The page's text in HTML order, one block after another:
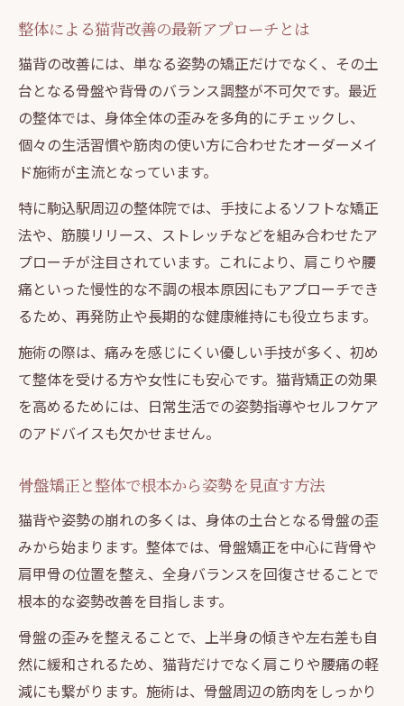
整体による猫背改善の最新アプローチとは
猫背の改善には、単なる姿勢の矯正だけでなく、その土
台となる骨盤や背骨のバランス調整が不可欠です。最近
の整体では、身体全体の歪みを多角的にチェックし、
個々の生活習慣や筋肉の使い方に合わせたオーダーメイ
ド施術が主流となっています。
特に駒込駅周辺の整体院では、手技によるソフトな矯正
法や、筋膜リリース、ストレッチなどを組み合わせたア
プローチが注目されています。これにより、肩こりや腰
痛といった慢性的な不調の根本原因にもアプローチでき
るため、再発防止や長期的な健康維持にも役立ちます。
施術の際は、痛みを感じにくい優しい手技が多く、初め
て整体を受ける方や女性にも安心です。猫背矯正の効果
を高めるためには、日常生活での姿勢指導やセルフケア
のアドバイスも欠かせません。
骨盤矯正と整体で根本から姿勢を見直す方法
猫背や姿勢の崩れの多くは、身体の土台となる骨盤の歪
みから始まります。整体では、骨盤矯正を中心に背骨や
肩甲骨の位置を整え、全身バランスを回復させることで
根本的な姿勢改善を目指します。
骨盤の歪みを整えることで、上半身の傾きや左右差も自
然に緩和されるため、猫背だけでなく肩こりや腰痛の軽
減にも繋がります。施術は、骨盤周辺の筋肉をしっかり